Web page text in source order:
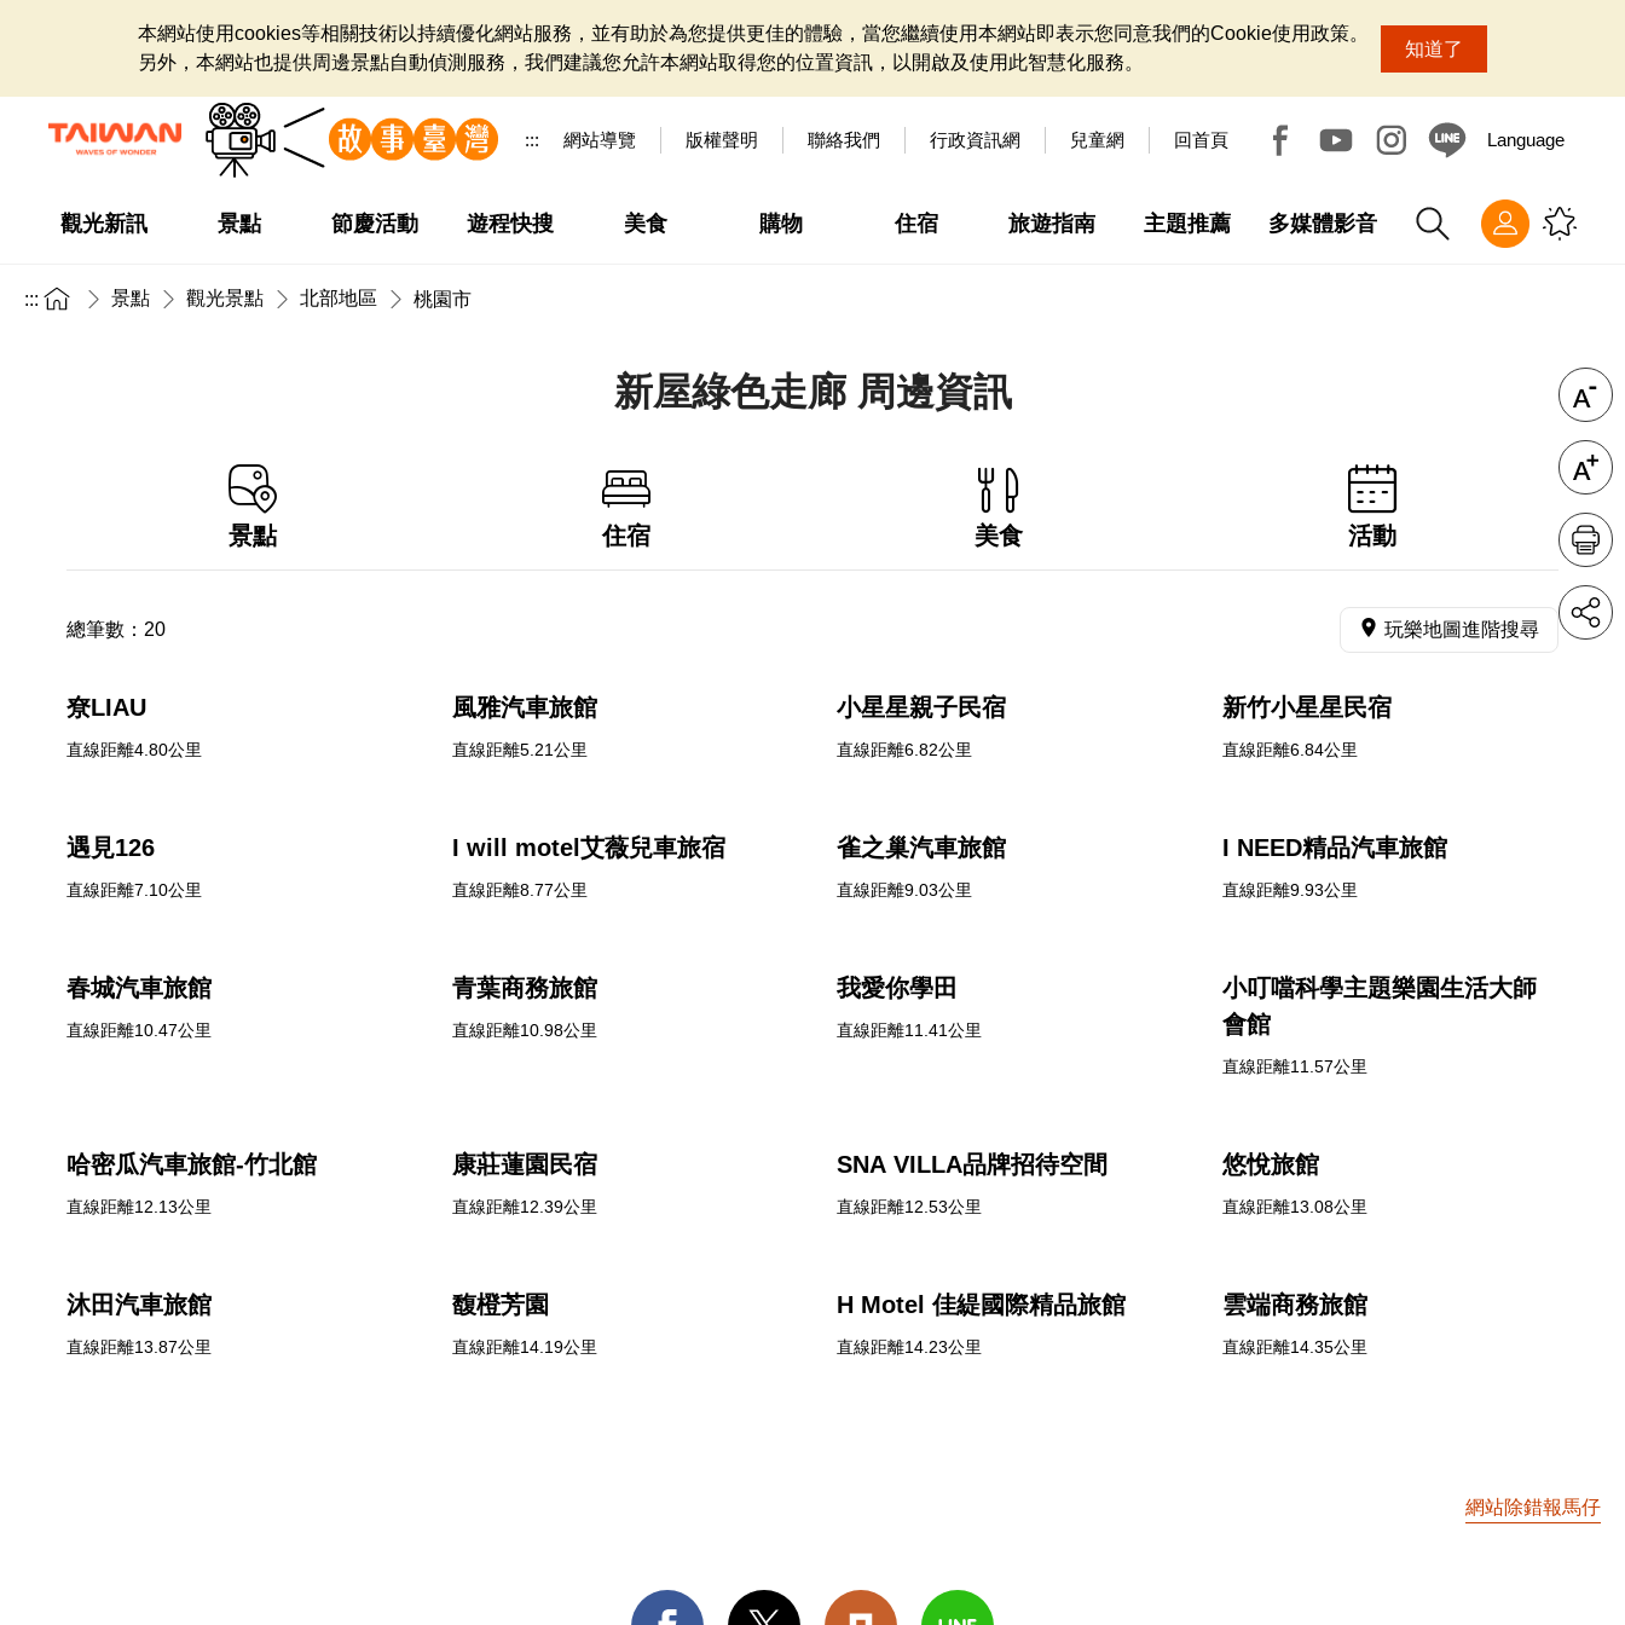
本網站使用cookies等相關技術以持續優化網站服務，並有助於為您提供更佳的體驗，當您繼續使用本網站即表示您同意我們的Cookie使用政策。
另外，本網站也提供周邊景點自動偵測服務，我們建議您允許本網站取得您的位置資訊，以開啟及使用此智慧化服務。
知道了
::: 網站導覽 版權聲明 聯絡我們 行政資訊網 兒童網 回首頁 Language
觀光新訊 景點 節慶活動 遊程快搜 美食 購物 住宿 旅遊指南 主題推薦 多媒體影音
::: 景點 觀光景點 北部地區 桃園市
新屋綠色走廊 周邊資訊
景點 住宿 美食 活動
總筆數： 20 玩樂地圖進階搜尋
尞LIAU
直線距離4.80公里
風雅汽車旅館
直線距離5.21公里
小星星親子民宿
直線距離6.82公里
新竹小星星民宿
直線距離6.84公里
遇見126
直線距離7.10公里
I will motel艾薇兒車旅宿
直線距離8.77公里
雀之巢汽車旅館
直線距離9.03公里
I NEED精品汽車旅館
直線距離9.93公里
春城汽車旅館
直線距離10.47公里
青葉商務旅館
直線距離10.98公里
我愛你學田
直線距離11.41公里
小叮噹科學主題樂園生活大師
會館
直線距離11.57公里
哈密瓜汽車旅館-竹北館
直線距離12.13公里
康莊蓮園民宿
直線距離12.39公里
SNA VILLA品牌招待空間
直線距離12.53公里
悠悅旅館
直線距離13.08公里
沐田汽車旅館
直線距離13.87公里
馥橙芳園
直線距離14.19公里
H Motel 佳緹國際精品旅館
直線距離14.23公里
雲端商務旅館
直線距離14.35公里
網站除錯報馬仔